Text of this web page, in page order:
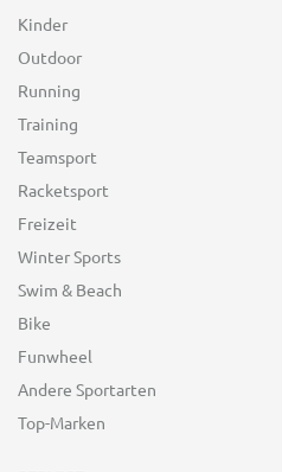
Kinder
Outdoor
Running
Training
Teamsport
Racketsport
Freizeit
Winter Sports
Swim & Beach
Bike
Funwheel
Andere Sportarten
Top-Marken